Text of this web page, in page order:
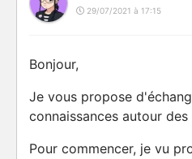
29/07/2021 à 17:15
Bonjour,
Je vous propose
connaissances autour
Pour commencer, je vu